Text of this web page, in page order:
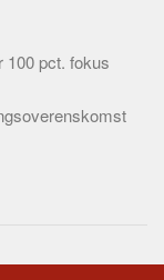
pct. fokus